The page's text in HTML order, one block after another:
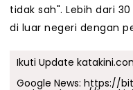
tidak sah". Lebih dari
di luar negeri dengan
Ikuti Update
Google News: https://